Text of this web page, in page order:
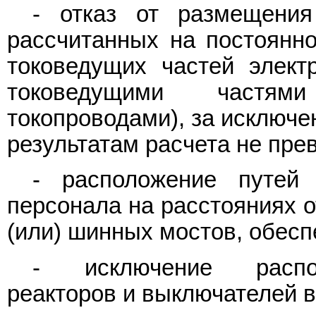
- отказ от
рассчитанных на
токоведущих частей
токоведущими
токопроводами), за
результатам расчета не
- расположение путей
персонала на расстояниях
(или) шинных мостов,
- исключение
реакторов и выключателей